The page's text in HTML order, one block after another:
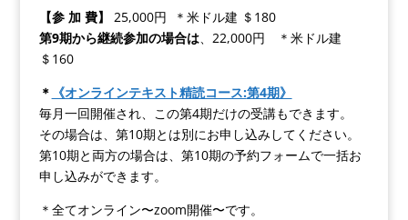
【参 加 費】 25,000円 ＊米ドル建 ＄180
第9期から継続参加の場合は、22,000円 ＊米ドル建
＄160
＊ 《オンラインテキスト精読コース:第4期》
毎月一回開催され、この第4期だけの受講もできます。
その場合は、第10期とは別にお申し込みしてください。
第10期と両方の場合は、第10期の予約フォームで一括お
申し込みができます。
＊全てオンライン〜zoom開催〜です。